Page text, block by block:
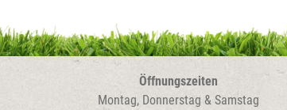
Öffnungszeiten
Montag, Donnerstag & Samstag